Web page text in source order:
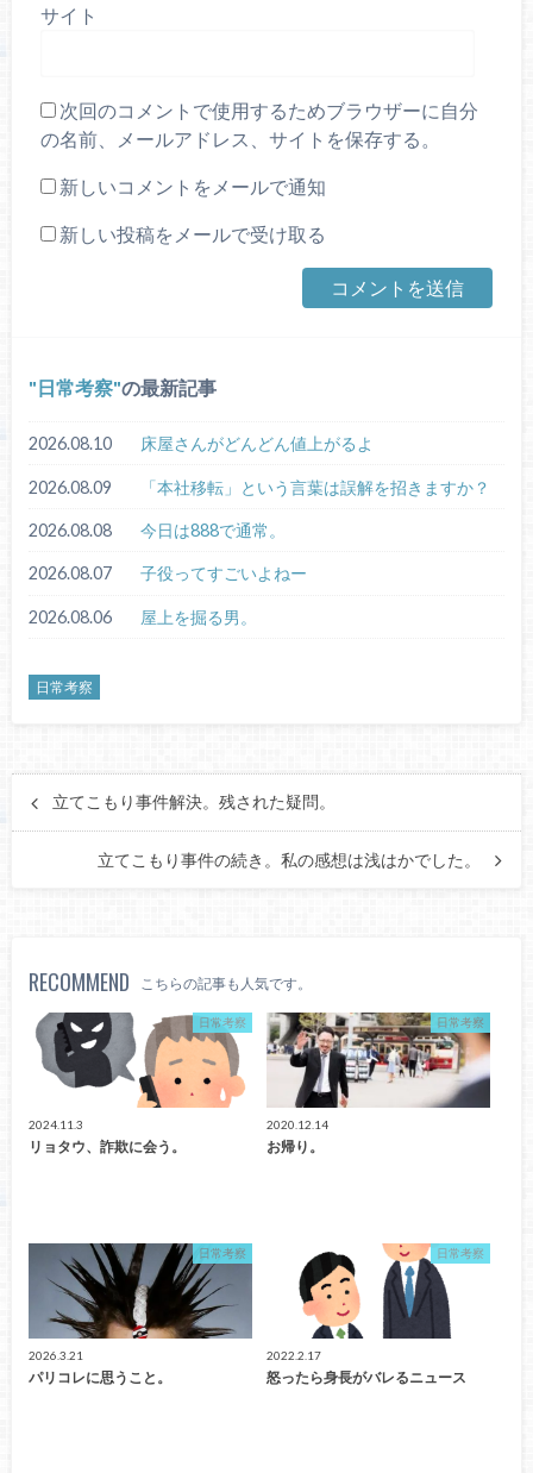
サイト
次回のコメントで使用するためブラウザーに自分
の名前、メールアドレス、サイトを保存する。
新しいコメントをメールで通知
新しい投稿をメールで受け取る
日常考察 の最新記事
2026.08.10 床屋さんがどんどん値上がるよ
2026.08.09 「本社移転」という言葉は誤解を招きますか？
2026.08.08 今日は888で通常。
2026.08.07 子役ってすごいよねー
2026.08.06 屋上を掘る男。
日常考察
立てこもり事件解決。残された疑問。
立てこもり事件の続き。私の感想は浅はかでした。
RECOMMEND こちらの記事も人気です。
日常考察
2024.11.3
リョタウ、詐欺に会う。
日常考察
2020.12.14
お帰り。
日常考察
2026.3.21
パリコレに思うこと。
日常考察
2022.2.17
怒ったら身長がバレるニュース